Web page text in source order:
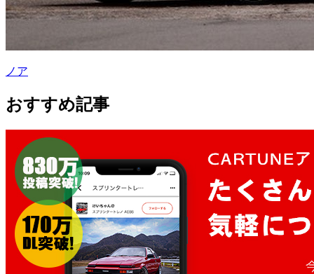
ノア
おすすめ記事